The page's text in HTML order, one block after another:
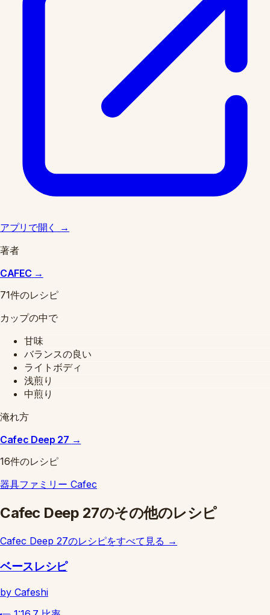
アプリで開く
→
著者
CAFEC →
71件のレシピ
カップの中で
甘味
バランスの良い
ライトボディ
浅煎り
中煎り
淹れ方
Cafec Deep 27 →
16件のレシピ
器具ファミリー Cafec
Cafec Deep 27のその他のレシピ
Cafec Deep 27のレシピをすべて見る →
ベースレシピ
by Cafeshi